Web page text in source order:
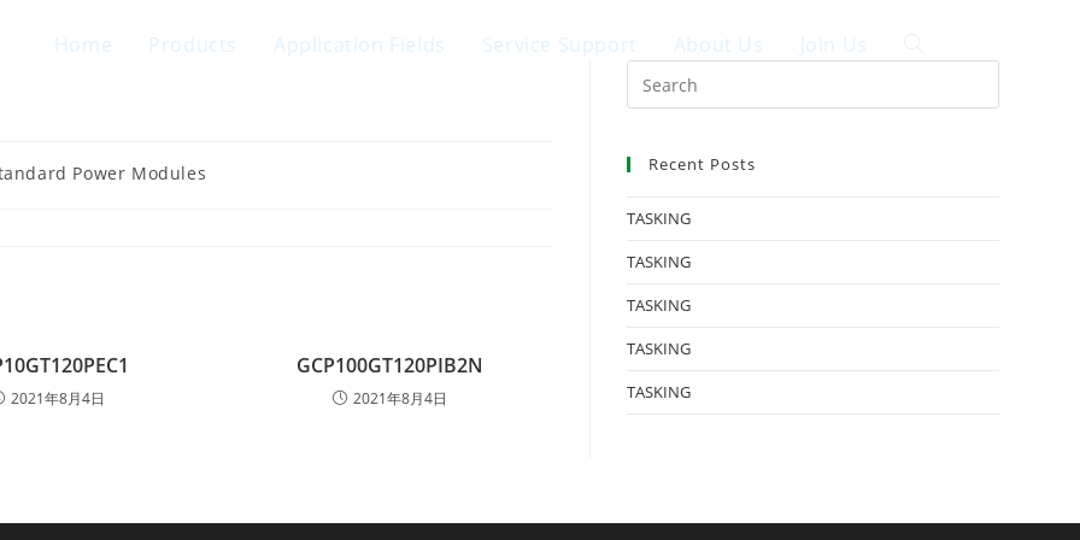
Home Products Application Fields Service Support About Us Join Us
Power Modules
2021年8月4日
GCP100GT120PIB2N
2021年8月4日
Recent Posts
TASKING
TASKING
TASKING
TASKING
TASKING